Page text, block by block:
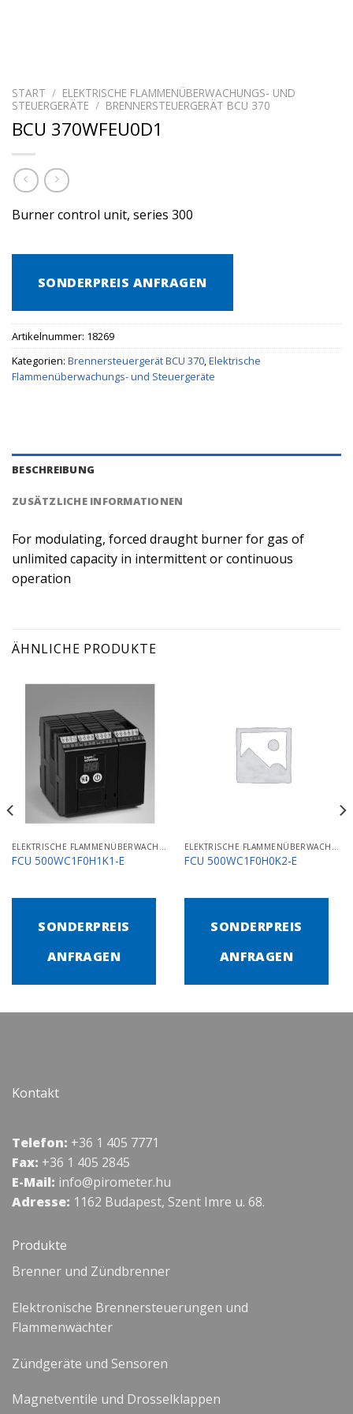
START / ELEKTRISCHE FLAMMENÜBERWACHUNGS- UND
STEUERGERÄTE / BRENNERSTEUERGERÄT BCU 370
BCU 370WFEU0D1
Burner control unit, series 300
SONDERPREIS ANFRAGEN
Artikelnummer: 18269
Kategorien: Brennersteuergerät BCU 370,Elektrische
Flammenüberwachungs- und Steuergeräte
BESCHREIBUNG
ZUSÄTZLICHE INFORMATIONEN
For modulating, forced draught burner for gas of
unlimited capacity in intermittent or continuous
operation
ÄHNLICHE PRODUKTE
FCU 500WC1F0H1K1-E
SONDERPREIS
ANFRAGEN
FCU 500WC1F0H0K2-E
SONDERPREIS
ANFRAGEN
Kontakt
Telefon: +36 1 405 7771
Fax: +36 1 405 2845
E-Mail: info@pirometer.hu
Adresse: 1162 Budapest, Szent Imre u. 68.
Produkte
Brenner und Zündbrenner
Elektronische Brennersteuerungen und
Flammenwächter
Zündgeräte und Sensoren
Magnetventile und Drosselklappen